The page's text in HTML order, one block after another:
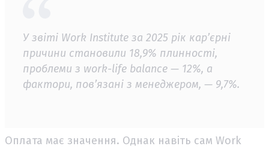
У звіті Work Institute за 2025 рік кар’єрні
причини становили 18,9% плинності,
проблеми з work-life balance — 12%, а
фактори, пов’язані з менеджером, — 9,7%.
Оплата має значення. Однак навіть сам Work